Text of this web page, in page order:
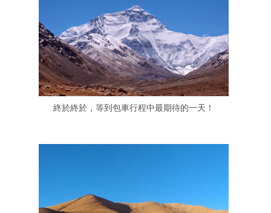
終於終於，等到包車行程中最期待的一天！